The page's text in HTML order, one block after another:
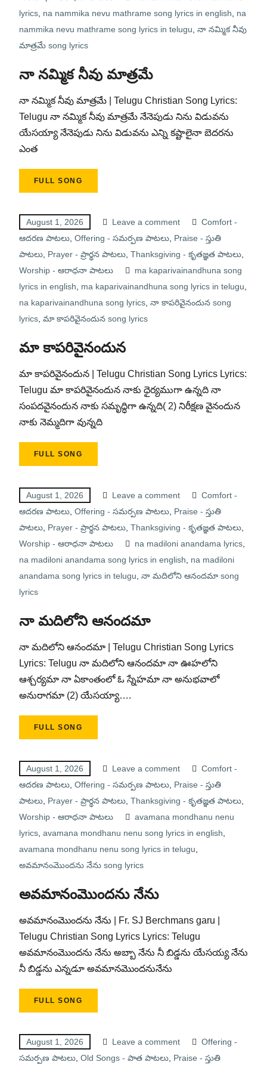
lyrics, na nammika nevu mathrame song lyrics in english
na
nammika nevu mathrame song lyrics in telugu నా నమ్మిక నీవు
మాత్రమే song lyrics
నా నమ్మిక నీవు మాత్రమే
నా నమ్మిక నీవు మాత్రమే | Telugu Christian Song Lyrics:
Telugu నా నమ్మిక నీవు మాత్రమే నేనెపుడు నిను విడువను
యేసయ్యా నేనెపుడు నిను విడువను ఎన్ని కష్టాలైనా బెదరను
ఎంత
FULL SONG
August 1, 2026 Leave a comment
Comfort -
ఆదరణ పాటలు, Offering - సమర్పణ పాటలు, Praise - స్తుతి
పాటలు, Prayer - ప్రార్థన పాటలు, Thanksgiving - కృతజ్ఞత పాటలు,
Worship - ఆరాధనా పాటలు
ma kaparivainandhuna song
lyrics in english
ma kaparivainandhuna song lyrics in telugu
na kaparivainandhuna song lyrics, నా కాపరివైనందున song
lyrics, మా కాపరివైనందున song lyrics
మా కాపరివైనందున
మా కాపరివైనందున | Telugu Christian Song Lyrics Lyrics:
Telugu మా కాపరివైనందున నాకు ధైర్యముగా ఉన్నది నా
సంపదవైనందున నాకు సమృద్ధిగా ఉన్నది( 2) నిరీక్షణ వైనందున
నాకు నెమ్మదిగా వున్నది
FULL SONG
August 1, 2026 Leave a comment
Comfort -
ఆదరణ పాటలు, Offering - సమర్పణ పాటలు, Praise - స్తుతి
పాటలు, Prayer - ప్రార్థన పాటలు, Thanksgiving - కృతజ్ఞత పాటలు,
Worship - ఆరాధనా పాటలు
na madiloni anandama lyrics,
na madiloni anandama song lyrics in english
na madiloni
anandama song lyrics in telugu నా మదిలోని ఆనందమా song
lyrics
నా మదిలోని ఆనందమా
నా మదిలోని ఆనందమా | Telugu Christian Song Lyrics
Lyrics: Telugu నా మదిలోని ఆనందమా నా ఊహలోని
ఆశ్చర్యమా నా ఏకాంతంలో ఓ స్నేహమా నా అనుభవాలో
అనురాగమా (2) యేసయ్యా….
FULL SONG
August 1, 2026 Leave a comment
Comfort -
ఆదరణ పాటలు, Offering - సమర్పణ పాటలు, Praise - స్తుతి
పాటలు, Prayer - ప్రార్థన పాటలు, Thanksgiving - కృతజ్ఞత పాటలు,
Worship - ఆరాధనా పాటలు
avamana mondhanu nenu
lyrics, avamana mondhanu nenu song lyrics in english
avamana mondhanu nenu song lyrics in telugu
అవమానంమొందను నేను song lyrics
అవమానంమొందను నేను
అవమానంమొందను నేను | Fr. SJ Berchmans garu |
Telugu Christian Song Lyrics Lyrics: Telugu
అవమానంమొందను నేను అబ్బా నేను నీ బిడ్డను యేసయ్య నేను
నీ బిడ్డను ఎన్నడూ అవమానమొందనునేను
FULL SONG
August 1, 2026 Leave a comment
Offering -
సమర్పణ పాటలు, Old Songs - పాత పాటలు, Praise - స్తుతి